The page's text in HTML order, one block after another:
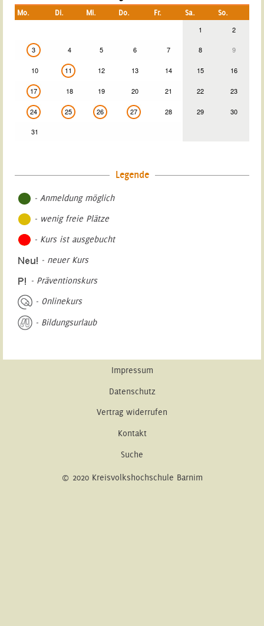
Mo. Di. Mi. Do. Fr. Sa. So.
1 2
3 4 5 6 7 8 9
10 11 12 13 14 15 16
17 18 19 20 21 22 23
24 25 26 27 28 29 30
31
Legende
- Anmeldung möglich
- wenig freie Plätze
- Kurs ist ausgebucht
- neuer Kurs
- Präventionskurs
- Onlinekurs
- Bildungsurlaub
Impressum
Datenschutz
Vertrag widerrufen
Kontakt
Suche
© 2020 Kreisvolkshochschule Barnim